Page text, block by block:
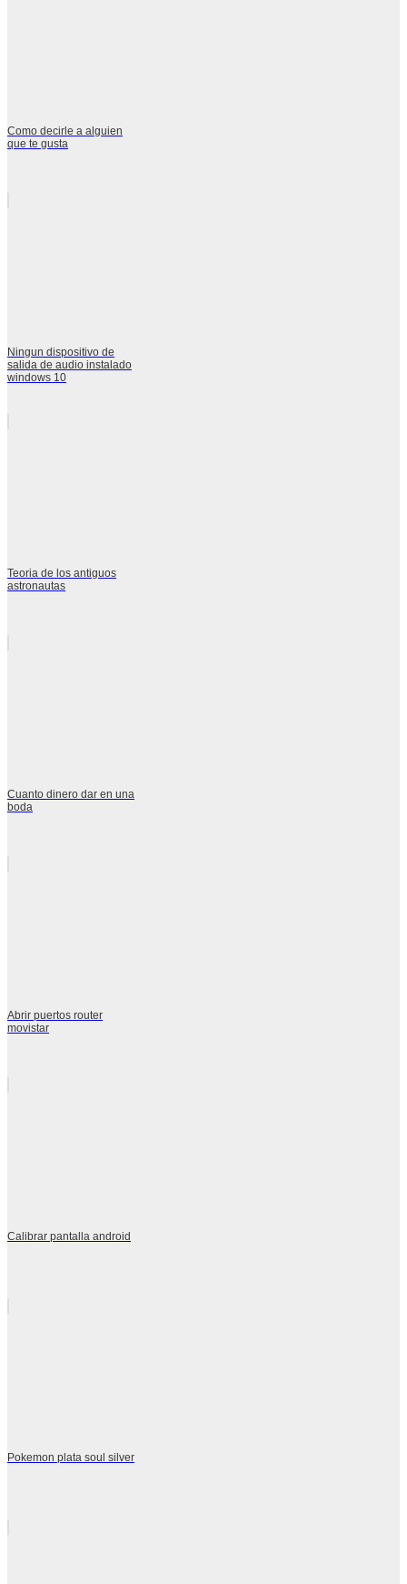
Como decirle a alguien
que te gusta
Ningun dispositivo de
salida de audio instalado
windows 10
Teoria de los antiguos
astronautas
Cuanto dinero dar en una
boda
Abrir puertos router
movistar
Calibrar pantalla android
Pokemon plata soul silver